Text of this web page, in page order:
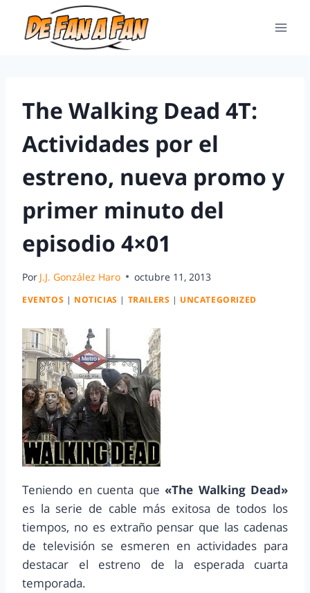
The Walking Dead 4T:
Actividades por el
estreno, nueva promo y
primer minuto del
episodio 4×01
Por J.J. González Haro octubre 11, 2013
EVENTOS | NOTICIAS | TRAILERS | UNCATEGORIZED
Teniendo en cuenta que «The Walking Dead»
es la serie de cable más exitosa de todos los
tiempos, no es extraño pensar que las cadenas
de televisión se esmeren en actividades para
destacar el estreno de la esperada cuarta
temporada.